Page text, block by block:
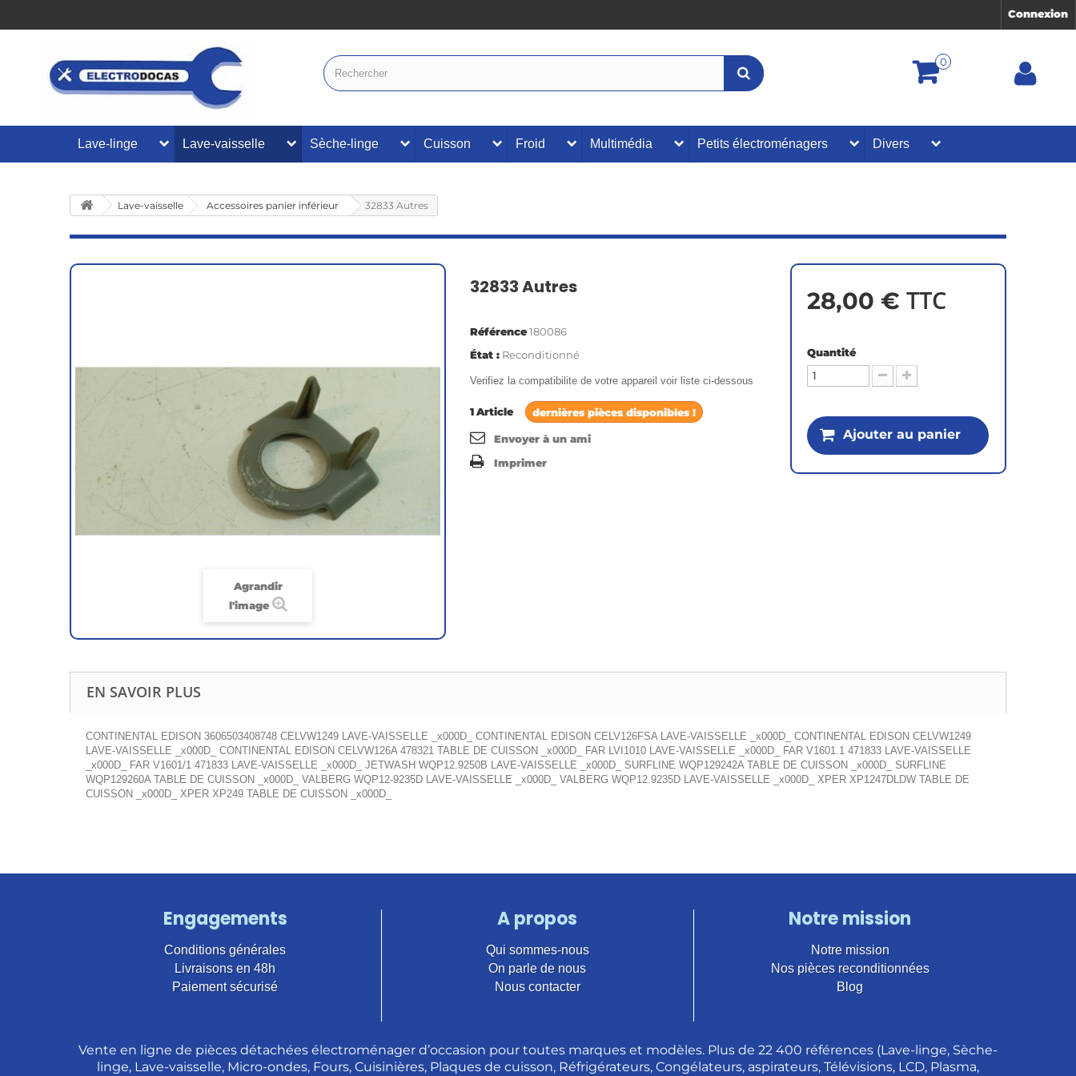
Connexion
0
Lave-linge Lave-vaisselle Sèche-linge Cuisson Froid Multimédia Petits électroménagers Divers
Lave-vaisselle Accessoires panier inférieur 32833 Autres
Agrandir
l'image
32833 Autres
Référence180086
État : Reconditionné
Verifiez la compatibilite de votre appareil voir liste ci-dessous
1Article dernières pièces disponibles !
Envoyer à un ami
Imprimer
28,00 € TTC
Quantité
Ajouter au panier
EN SAVOIR PLUS
CONTINENTAL EDISON 3606503408748 CELVW1249 LAVE-VAISSELLE _x000D_ CONTINENTAL EDISON CELV126FSA LAVE-VAISSELLE _x000D_ CONTINENTAL EDISON CELVW1249
LAVE-VAISSELLE _x000D_ CONTINENTAL EDISON CELVW126A 478321 TABLE DE CUISSON _x000D_ FAR LVI1010 LAVE-VAISSELLE _x000D_ FAR V1601.1 471833 LAVE-VAISSELLE
_x000D_ FAR V1601/1 471833 LAVE-VAISSELLE _x000D_ JETWASH WQP12.9250B LAVE-VAISSELLE _x000D_ SURFLINE WQP129242A TABLE DE CUISSON _x000D_ SURFLINE
WQP129260A TABLE DE CUISSON _x000D_ VALBERG WQP12-9235D LAVE-VAISSELLE _x000D_ VALBERG WQP12.9235D LAVE-VAISSELLE _x000D_ XPER XP1247DLDW TABLE DE
CUISSON _x000D_ XPER XP249 TABLE DE CUISSON _x000D_
Engagements
Conditions générales
Livraisons en 48h
Paiement sécurisé
A propos
Qui sommes-nous
On parle de nous
Nous contacter
Notre mission
Notre mission
Nos pièces reconditionnées
Blog
Vente en ligne de pièces détachées électroménager d’occasion pour toutes marques et modèles. Plus de 22 400 références (Lave-linge, Sèche-
linge, Lave-vaisselle, Micro-ondes, Fours, Cuisinières, Plaques de cuisson, Réfrigérateurs, Congélateurs, aspirateurs, Télévisions, LCD, Plasma,